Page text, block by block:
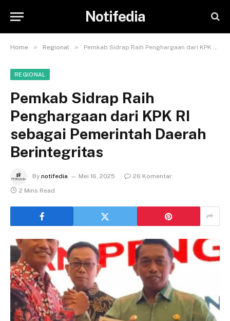
Notifedia
Home » Regional » Pemkab Sidrap Raih Penghargaan dari KPK RI sebagai Pemerintah Daerah Berintegritas
REGIONAL
Pemkab Sidrap Raih
Penghargaan dari KPK RI
sebagai Pemerintah Daerah
Berintegritas
By notifedia Mei 16, 2025
26 Komentar
2 Mins Read